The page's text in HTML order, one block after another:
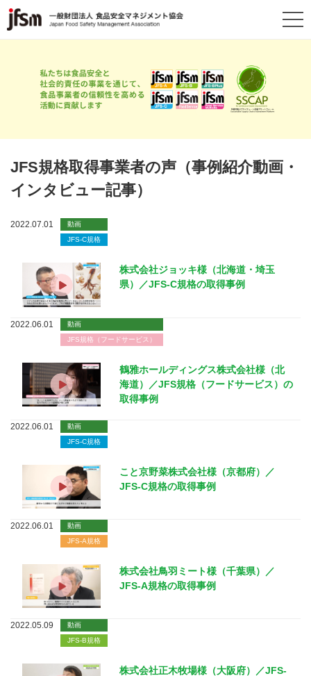
JFS規格取得事業者の声（事例紹介動画・
インタビュー記事）
2022.07.01
動画
JFS-C規格
株式会社ジョッキ様（北海道・埼玉
県）／JFS-C規格の取得事例
2022.06.01
動画
JFS規格（フードサービス）
鶴雅ホールディングス株式会社様（北
海道）／JFS規格（フードサービス）の
取得事例
2022.06.01
動画
JFS-C規格
こと京野菜株式会社様（京都府）／
JFS-C規格の取得事例
2022.06.01
動画
JFS-A規格
株式会社鳥羽ミート様（千葉県）／
JFS-A規格の取得事例
2022.05.09
動画
JFS-B規格
株式会社正木牧場様（大阪府）／JFS-